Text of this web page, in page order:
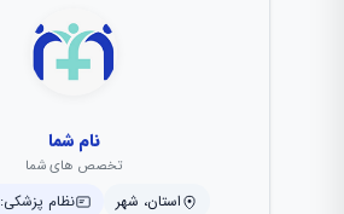
نام شما
تخصص های شما
استان، شهر نظام پزشکی: ۱۲۳۴۵۶